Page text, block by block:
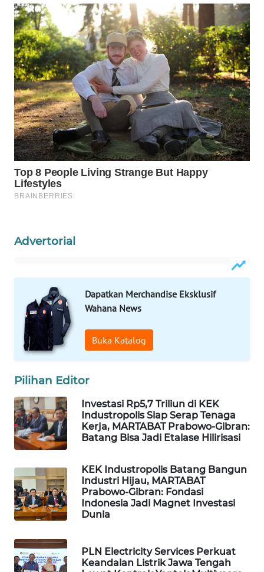
Advertorial
Dapatkan Merchandise Eksklusif
Wahana News
Buka Katalog
Pilihan Editor
Investasi Rp5,7 Triliun di KEK
Industropolis Siap Serap Tenaga
Kerja, MARTABAT Prabowo-Gibran:
Batang Bisa Jadi Etalase Hilirisasi
KEK Industropolis Batang Bangun
Industri Hijau, MARTABAT
Prabowo-Gibran: Fondasi
Indonesia Jadi Magnet Investasi
Dunia
PLN Electricity Services Perkuat
Keandalan Listrik Jawa Tengah
TV
WAHANANEWS
ID
WAHANANEWS
CO ID
WAHANANEWS
NET
WAHANA
SPORT
WAHANA
PERSONA
WAHANA
OTOMOTIF
WAHANA
HEALTH
WAHANA
DESA
LAPAK
WAHANA
Network